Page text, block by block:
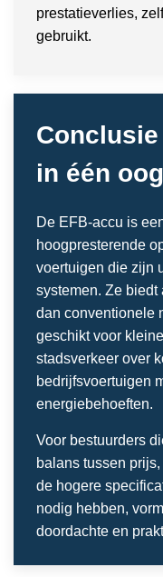
prestatieverlies,
gebruikt.
Conclusie
in één
De EFB-accu is
hoogpresterende
voertuigen die zijn
systemen. Ze
dan conventionele
geschikt voor
stadsverkeer over
bedrijfsvoertuigen
energiebehoeften.
Voor bestuurders
balans tussen
de hogere
nodig hebben,
doordachte en